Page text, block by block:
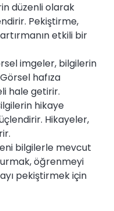
düzenli olarak
Pekiştirme,
etkili bir
imgeler, bilgilerin
hafıza
hale getirir.
hikaye
Hikayeler,
bilgilerle mevcut
öğrenmeyi
pekiştirmek için